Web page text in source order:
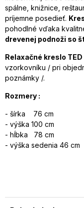
spálne, knižnice,
príjemne posedieť.
pohodlné vďaka
drevenej podnoži so
Relaxačné kreslo TED
vzorkovníku / pri
poznámky /.
Rozmery :
- šírka 76 cm
- výška 100 cm
- hĺbka 78 cm
- výška sedenia 46 cm